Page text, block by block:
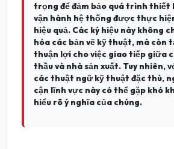
trọng để đảm bảo quá trình thiết
vận hành hệ thống được thực
hiệu quả. Các ký hiệu này không
hóa các bản vẽ kỹ thuật, mà còn
thuận lợi cho việc giao tiếp giữa
thầu và nhà sản xuất. Tuy nhiên,
các thuật ngữ kỹ thuật đặc thù,
cận lĩnh vực này có thể gặp khó
hiểu rõ ý nghĩa của chúng.